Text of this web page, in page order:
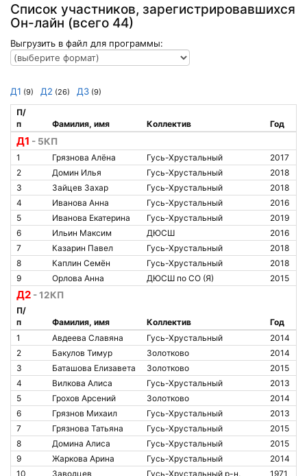
Список участников, зарегистрировавшихся
Он-лайн (всего 44)
Выгрузить в файл для программы:
Д1 (9) Д2 (26) Д3 (9)
Д1 - 5КП
П/
п
Фамилия, имя Коллектив Год
1 Грязнова Алёна Гусь-Хрустальный
2017
2
Домин Илья Гусь-Хрустальный
2018
3
Зайцев Захар Гусь-Хрустальный
2018
4
Иванова Анна Гусь-Хрустальный
2016
5
Иванова Екатерина Гусь-Хрустальный
2019
6
Ильин Максим ДЮСШ
2016
7
Казарин Павел Гусь-Хрустальный
2018
8
Каплин Семён Гусь-Хрустальный
2018
9
Орлова Анна ДЮСШ по СО (Я) 2015
Д2 - 12КП
П/
п
Фамилия, имя Коллектив
Год
1
Авдеева Славяна Гусь-Хрустальный
2014
2
Бакулов Тимур Золотково
2014
3
Баташова Елизавета Золотково
2015
4
Вилкова Алиса Гусь-Хрустальный
2013
5
Грохов Арсений Золотково
2014
6
Грязнов Михаил Гусь-Хрустальный
2013
7
Грязнова Татьяна Гусь-Хрустальный
2015
8
Домина Алиса Гусь-Хрустальный
2015
9
Жаркова Арина Гусь-Хрустальный
2014
10
Заводцев
Гусь-Хрустальный р-н,
1971